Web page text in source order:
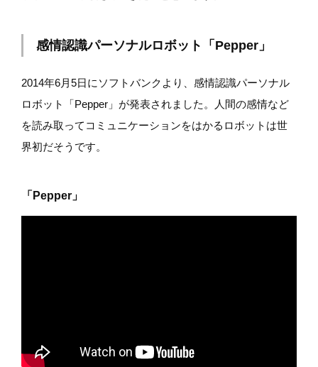
感情認識パーソナルロボット「Pepper」
2014年6月5日にソフトバンクより、感情認識パーソナル
ロボット「Pepper」が発表されました。人間の感情など
を読み取ってコミュニケーションをはかるロボットは世
界初だそうです。
「Pepper」